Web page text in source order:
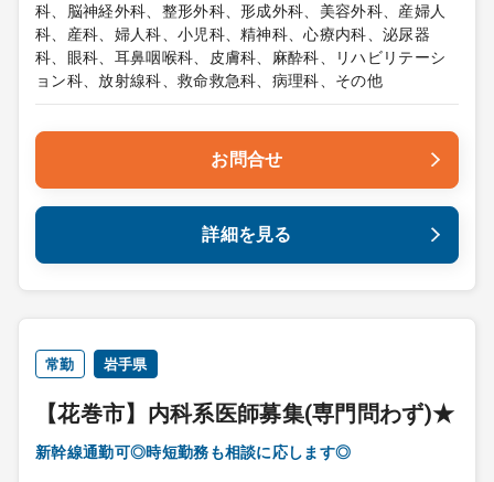
科、脳神経外科、整形外科、形成外科、美容外科、産婦人
科、産科、婦人科、小児科、精神科、心療内科、泌尿器
科、眼科、耳鼻咽喉科、皮膚科、麻酔科、リハビリテーシ
ョン科、放射線科、救命救急科、病理科、その他
お問合せ
詳細を見る
常勤 岩手県
【花巻市】内科系医師募集(専門問わず)★
新幹線通勤可◎時短勤務も相談に応します◎